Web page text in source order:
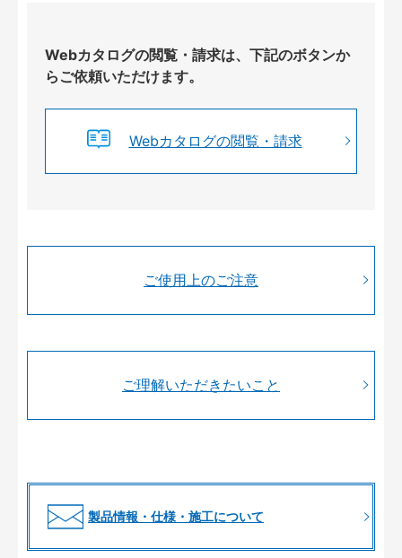
Webカタログの閲覧・請求は、下記のボタンか
らご依頼いただけます。
Webカタログの閲覧・請求
ご使用上のご注意
ご理解いただきたいこと
製品情報・仕様・施工について